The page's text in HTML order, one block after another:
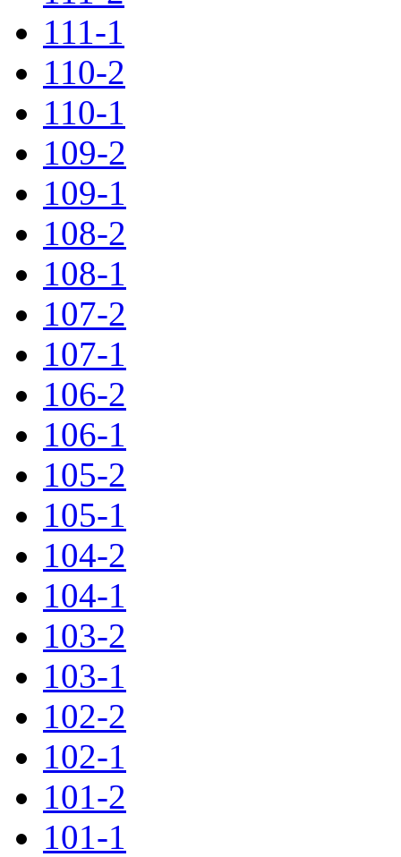
111-1
110-2
110-1
109-2
109-1
108-2
108-1
107-2
107-1
106-2
106-1
105-2
105-1
104-2
104-1
103-2
103-1
102-2
102-1
101-2
101-1